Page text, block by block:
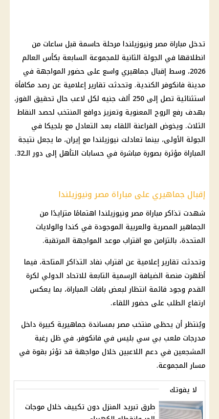
تدخل مباراة مصر ونيوزيلندا مرحلة حاسمة قبل ساعات من
انطلاقها في الجولة الثانية للمجموعة السابعة بكأس العالم
2026، وسط إقبال جماهيري واسع على حضور المواجهة في
مدينة فانكوفر الكندية. وتحدثت تقارير إعلامية عن رصد مكافأة
استثنائية تصل إلى 250 ألف جنيه لكل لاعب حال تحقيق الفوز،
بهدف رفع الروح المعنوية وتعزيز دوافع المنتخب لحصد النقاط
الثلاث. ويخوض الفراعنة اللقاء بعد التعادل مع بلجيكا في
الجولة الأولى، بينما تعادلت نيوزيلندا مع إيران، ما يجعل نتيجة
المباراة مؤثرة بصورة مباشرة في حسابات التأهل إلى دور الـ32.
إقبال جماهيري على مباراة مصر ونيوزيلندا
شهدت تذاكر مباراة مصر ونيوزيلندا اهتمامًا متزايدًا من
الجماهير المصرية والعربية الموجودة في كندا والولايات
المتحدة، بالتزامن مع اقتراب موعد المواجهة المرتقبة.
وتحدثت تقارير إعلامية عن اقتراب نفاد التذاكر المتاحة، فيما
أظهرت منصة الضيافة الرسمية التابعة للاتحاد الدولي لكرة
القدم وجود قائمة انتظار لبعض باقات المباراة، بما يعكس
ارتفاع الطلب على حضور اللقاء.
ويُنتظر أن يحظى منتخب مصر بمساندة جماهيرية كبيرة داخل
مدرجات ملعب بي سي بليس في فانكوفر، في ظل رغبة
المشجعين في دعم اللاعبين خلال مواجهة قد تؤثر بقوة في
مسار المجموعة.
لا يفوتك
طرق تبريد المنزل دون تكييف خلال موجات